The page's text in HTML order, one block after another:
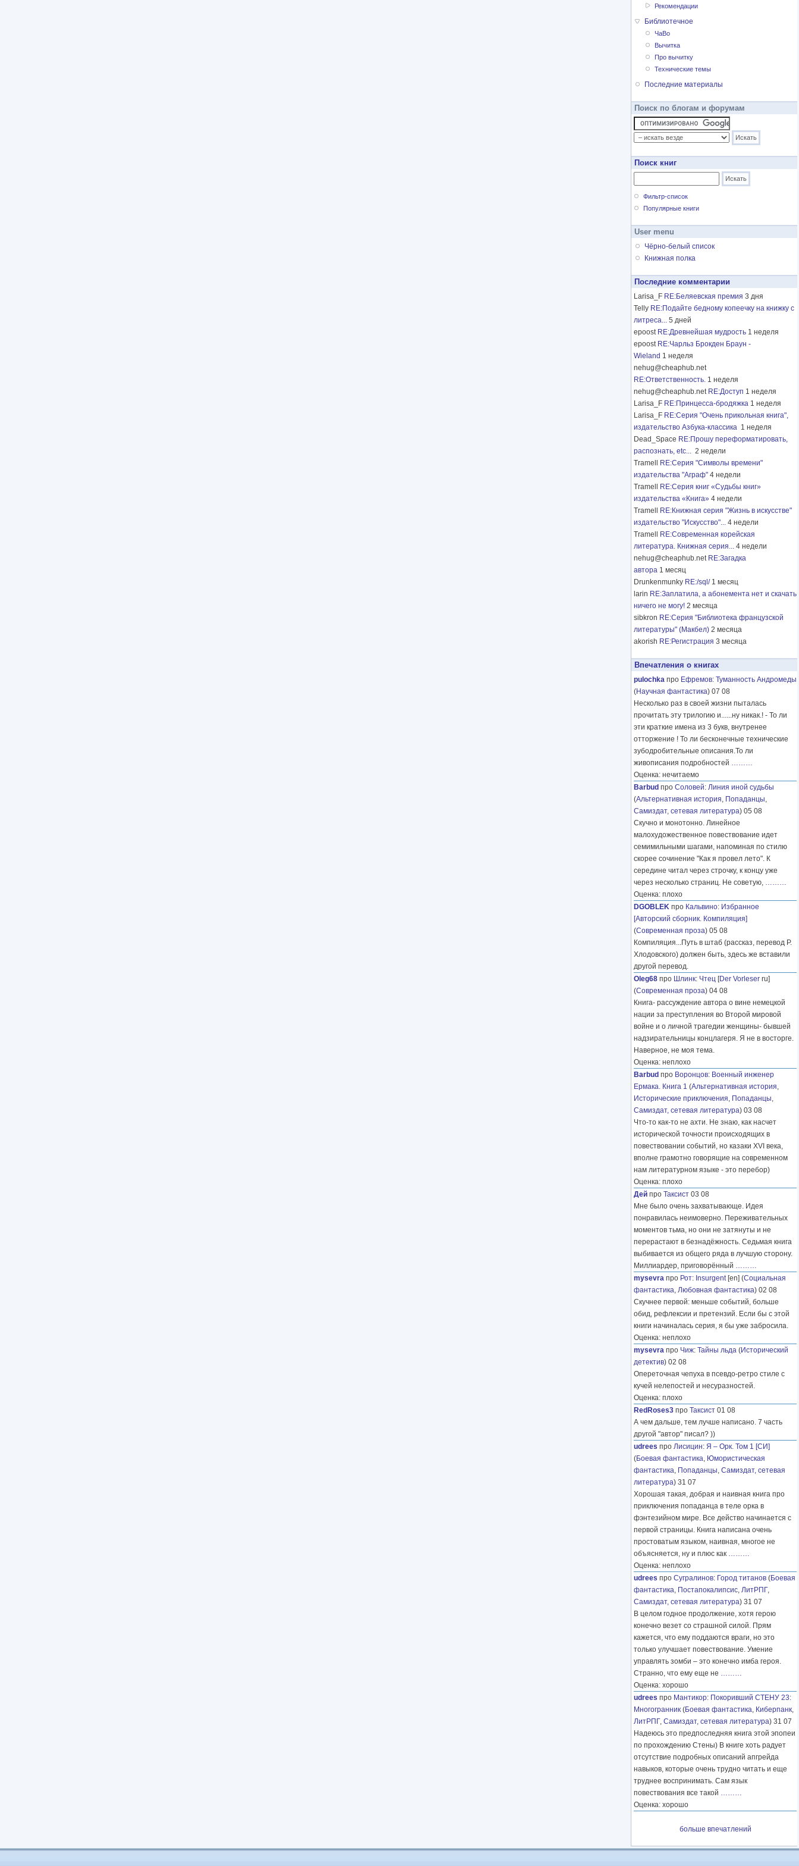
Рекомендации
Библиотечное
ЧаВо
Вычитка
Про вычитку
Технические темы
Последние материалы
Поиск по блогам и форумам
Поиск книг
Фильтр-список
Популярные книги
User menu
Чёрно-белый список
Книжная полка
Последние комментарии
Larisa_F RE:Беляевская премия 3 дня
Telly RE:Подайте бедному копеечку на книжку с
литреса... 5 дней
epoost RE:Древнейшая мудрость 1 неделя
epoost RE:Чарльз Брокден Браун -
Wieland 1 неделя
nehug@cheaphub.net
RE:Ответственность. 1 неделя
nehug@cheaphub.net RE:Доступ 1 неделя
Larisa_F RE:Принцесса-бродяжка 1 неделя
Larisa_F RE:Серия "Очень прикольная книга",
издательство Азбука-классика 1 неделя
Dead_Space RE:Прошу переформатировать,
распознать, etc... 2 недели
Tramell
RE:Серия "Символы времени"
издательства "Аграф" 4 недели
Tramell
RE:Серия книг «Судьбы книг»
издательства «Книга» 4 недели
Tramell
RE:Книжная серия "Жизнь в искусстве"
издательство "Искусство"... 4 недели
Tramell
RE:Современная корейская
литература. Книжная серия... 4 недели
nehug@cheaphub.net RE:Загадка
автора 1 месяц
Drunkenmunky RE:/sql/ 1 месяц
larin RE:Заплатила, а абонемента нет и скачать
ничего не могу! 2 месяца
sibkron RE:Серия "Библиотека французской
литературы" (Макбел) 2 месяца
akorish RE:Регистрация 3 месяца
Впечатления о книгах
pulochka про Ефремов: Туманность Андромеды
(Научная фантастика) 07 08
Несколько раз в своей жизни пыталась
прочитать эту трилогию и......ну никак.! - То ли
эти краткие имена из 3 букв, внутренее
отторжение ! То ли бесконечные технические
зубодробительные описания.То ли
живописания подробностей ………
Оценка: нечитаемо
Barbud про Соловей: Линия иной судьбы
(Альтернативная история, Попаданцы,
Самиздат, сетевая литература) 05 08
Скучно и монотонно. Линейное
малохудожественное повествование идет
семимильными шагами, напоминая по стилю
скорее сочинение "Как я провел лето". К
середине читал через строчку, к концу уже
через несколько страниц. Не советую, ………
Оценка: плохо
DGOBLEK про Кальвино: Избранное
[Авторский сборник. Компиляция]
(Современная проза) 05 08
Компиляция...Путь в штаб (рассказ, перевод Р.
Хлодовского) должен быть, здесь же вставили
другой перевод.
Oleg68 про Шлинк: Чтец [Der Vorleser ru]
(Современная проза) 04 08
Книга- рассуждение автора о вине немецкой
нации за преступления во Второй мировой
войне и о личной трагедии женщины- бывшей
надзирательницы концлагеря. Я не в восторге.
Наверное, не моя тема.
Оценка: неплохо
Barbud про Воронцов: Военный инженер
Ермака. Книга 1 (Альтернативная история,
Исторические приключения, Попаданцы,
Самиздат, сетевая литература) 03 08
Что-то как-то не ахти. Не знаю, как насчет
исторической точности происходящих в
повествовании событий, но казаки XVI века,
вполне грамотно говорящие на современном
нам литературном языке - это перебор)
Оценка: плохо
Дей про Таксист 03 08
Мне было очень захватывающе. Идея
понравилась неимоверно. Переживательных
моментов тьма, но они не затянуты и не
перерастают в безнадёжность. Седьмая книга
выбивается из общего ряда в лучшую сторону.
Миллиардер, приговорённый ………
mysevra про Рот: Insurgent[en] (Социальная
фантастика, Любовная фантастика) 02 08
Скучнее первой: меньше событий, больше
обид, рефлексии и претензий. Если бы с этой
книги начиналась серия, я бы уже забросила.
Оценка: неплохо
mysevra про Чиж: Тайны льда (Исторический
детектив) 02 08
Опереточная чепуха в псевдо-ретро стиле с
кучей нелепостей и несуразностей.
Оценка: плохо
RedRoses3 про Таксист 01 08
А чем дальше, тем лучше написано. 7 часть
другой "автор" писал? ))
udrees про Лисицин: Я – Орк. Том 1 [СИ]
(Боевая фантастика, Юмористическая
фантастика, Попаданцы, Самиздат, сетевая
литература) 31 07
Хорошая такая, добрая и наивная книга про
приключения попаданца в теле орка в
фэнтезийном мире. Все действо начинается с
первой страницы. Книга написана очень
простоватым языком, наивная, многое не
объясняется, ну и плюс как ………
Оценка: неплохо
udrees про Сугралинов: Город титанов (Боевая
фантастика, Постапокалипсис, ЛитРПГ,
Самиздат, сетевая литература) 31 07
В целом годное продолжение, хотя герою
конечно везет со страшной силой. Прям
кажется, что ему поддаются враги, но это
только улучшает повествование. Умение
управлять зомби – это конечно имба героя.
Странно, что ему еще не ………
Оценка: хорошо
udrees про Мантикор: Покоривший СТЕНУ 23:
Многогранник (Боевая фантастика, Киберпанк,
ЛитРПГ, Самиздат, сетевая литература) 31 07
Надеюсь это предпоследняя книга этой эпопеи
по прохождению Стены) В книге хоть радует
отсутствие подробных описаний апгрейда
навыков, которые очень трудно читать и еще
труднее воспринимать. Сам язык
повествования все такой ………
Оценка: хорошо
больше впечатлений